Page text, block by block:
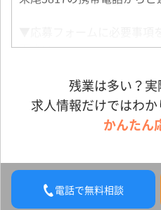
▼応募フォームに必要事
下さい。
※書類選考なし！
※合否はスピード回答！
面接当日に会場で必要事項
ぶらでご参加いただけます。
「まずは話だけ聞いてみた
残業は多い？
求人情報だけではわ
かんたん
電話で無料相談